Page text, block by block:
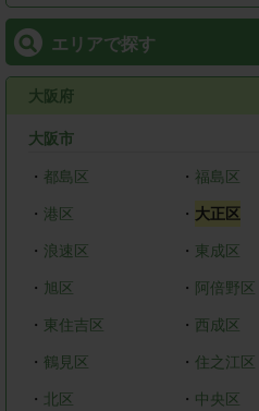
エリアで探す
大阪府
大阪市
・ 都島区 ・ 福島区
・ 港区 ・ 大正区
・ 浪速区 ・ 東成区
・ 旭区 ・ 阿倍野区
・ 東住吉区 ・ 西成区
・ 鶴見区 ・ 住之江区
・ 北区 ・ 中央区